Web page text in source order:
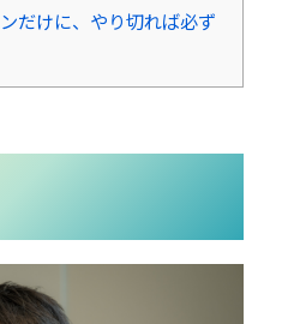
だけに、やり切れば必ず